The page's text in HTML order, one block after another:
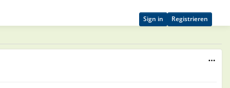
Sign in
Registrieren